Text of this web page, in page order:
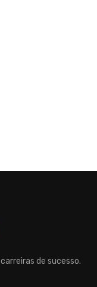
de sucesso.